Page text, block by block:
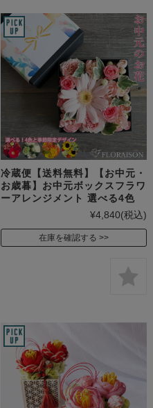
冷蔵便【送料無料】【お中元・
お歳暮】お中元ボックスフラワ
ーアレンジメント 選べる4色
¥4,840(税込)
在庫を確認する